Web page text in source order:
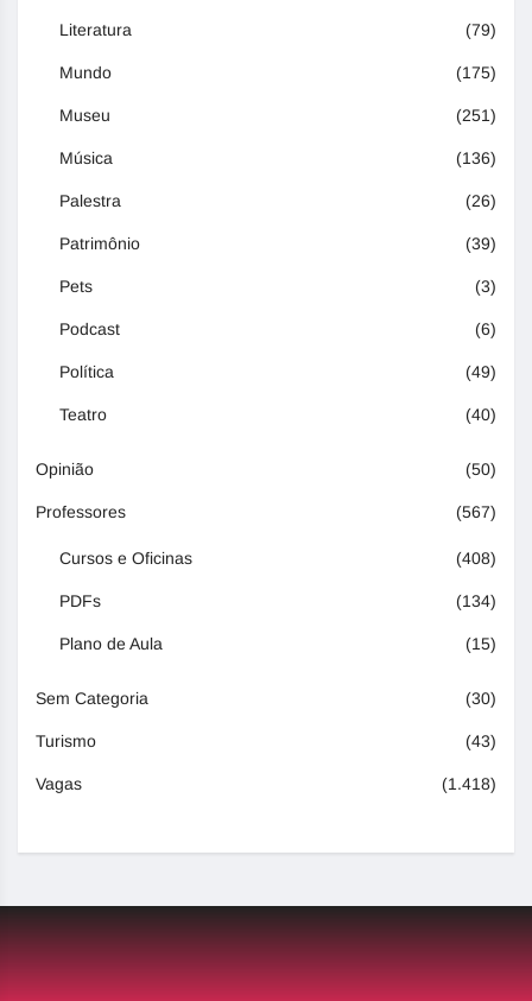
Literatura (79)
Mundo (175)
Museu (251)
Música (136)
Palestra (26)
Patrimônio (39)
Pets (3)
Podcast (6)
Política (49)
Teatro (40)
Opinião (50)
Professores (567)
Cursos e Oficinas (408)
PDFs (134)
Plano de Aula (15)
Sem Categoria (30)
Turismo (43)
Vagas (1.418)